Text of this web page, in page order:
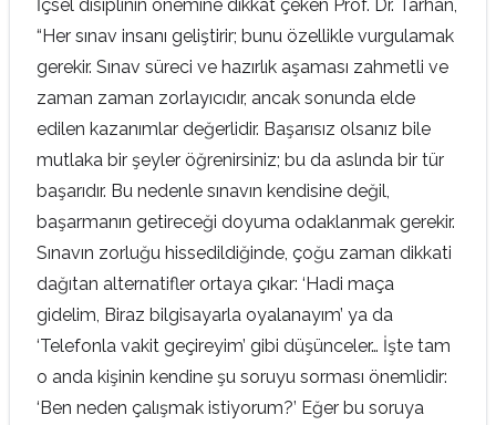
İçsel disiplinin önemine dikkat çeken Prof. Dr. Tarhan,
“Her sınav insanı geliştirir; bunu özellikle vurgulamak
gerekir. Sınav süreci ve hazırlık aşaması zahmetli ve
zaman zaman zorlayıcıdır, ancak sonunda elde
edilen kazanımlar değerlidir. Başarısız olsanız bile
mutlaka bir şeyler öğrenirsiniz; bu da aslında bir tür
başarıdır. Bu nedenle sınavın kendisine değil,
başarmanın getireceği doyuma odaklanmak gerekir.
Sınavın zorluğu hissedildiğinde, çoğu zaman dikkati
dağıtan alternatifler ortaya çıkar: ‘Hadi maça
gidelim, Biraz bilgisayarla oyalanayım’ ya da
‘Telefonla vakit geçireyim’ gibi düşünceler… İşte tam
o anda kişinin kendine şu soruyu sorması önemlidir:
‘Ben neden çalışmak istiyorum?’ Eğer bu soruya